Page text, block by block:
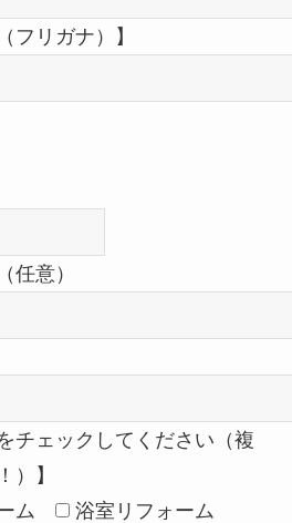
フリガナ）】
任意）
チェックしてください（複
）】
ム
浴室リフォーム